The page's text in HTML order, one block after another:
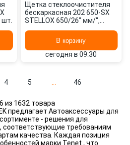
Щетка стеклоочистителя
бескаркасная 202 650-SX
STELLOX 650/26" мм/",
В корзину
сегодня в 09:30
4 5 46
из 1632 товара
предлагает Автоаксессуары для
- решения для
соответствующие требованиям
качества. Каждая позиция
марки Tenet , что